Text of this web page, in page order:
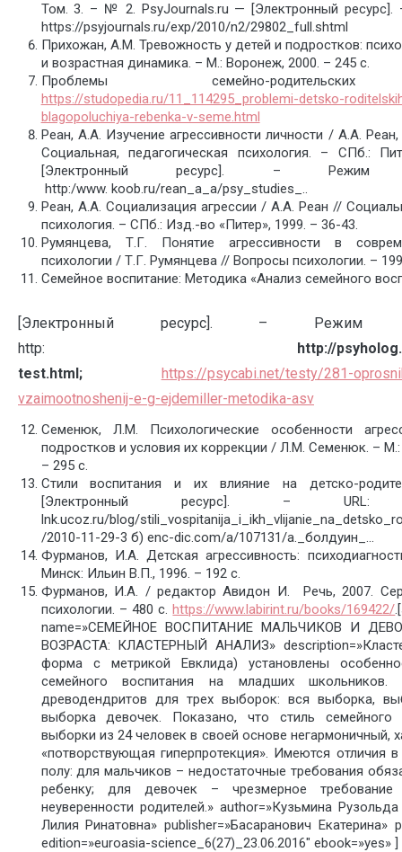
Том. 3. – № 2. PsyJournals.ru — [Электронный ресурс].
https://psyjournals.ru/exp/2010/n2/29802_full.shtml
Прихожан, А.М. Тревожность у детей и подростков:
и возрастная динамика. – М.: Воронеж, 2000. – 245 с.
Проблемы семейно-
https://studopedia.ru/11_114295_problemi-detsko-
blagopoluchiya-rebenka-v-seme.html
Реан, А.А. Изучение агрессивности личности / А.А.
Социальная, педагогическая психология. – СПб.:
[Электронный ресурс]. –
http:/www. koob.ru/rean_a_a/psy_studies_..
Реан, А.А. Социализация агрессии / А.А. Реан //
психология. – СПб.: Изд.-во «Питер», 1999. – 36-43.
Румянцева, Т.Г. Понятие агрессивности в
психологии / Т.Г. Румянцева // Вопросы психологии. –
Семейное воспитание: Методика «Анализ семейного
[Электронный ресурс]. – Режим
http: http://psyholog.
test.html;
https://psycabi.net/testy/281-
vzaimootnoshenij-e-g-ejdemiller-metodika-asv
Семенюк, Л.М. Психологические особенности
подростков и условия их коррекции / Л.М. Семенюк. –
– 295 с.
Стили воспитания и их влияние на детско-
[Электронный ресурс]. – URL:
lnk.ucoz.ru/blog/
/2010-11-29-3 б) enc-dic.com/a/107131/а._болдуин_…
Фурманов, И.А. Детская агрессивность:
Минск: Ильин В.П., 1996. – 192 с.
Фурманов, И.А. / редактор Авидон И. Речь, 2007.
психологии. – 480 с.https://www.labirint.ru/books/169422/
name=»СЕМЕЙНОЕ ВОСПИТАНИЕ МАЛЬЧИКОВ И
ВОЗРАСТА: КЛАСТЕРНЫЙ АНАЛИЗ»
форма с метрикой Евклида) установлены
семейного воспитания на младших
древодендритов для трех выборок: вся выборка,
выборка девочек. Показано, что стиль семейного
выборки из 24 человек в своей основе негармоничный,
«потворствующая гиперпротекция». Имеются отличия в
полу: для мальчиков – недостаточные требования
ребенку; для девочек – чрезмерное требование
неуверенности родителей.» author=»Кузьмина
Лилия Ринатовна» publisher=»Басаранович Екатерина»
edition=»euroasia-science_6(27)_23.06.2016″ ebook=»yes» ]